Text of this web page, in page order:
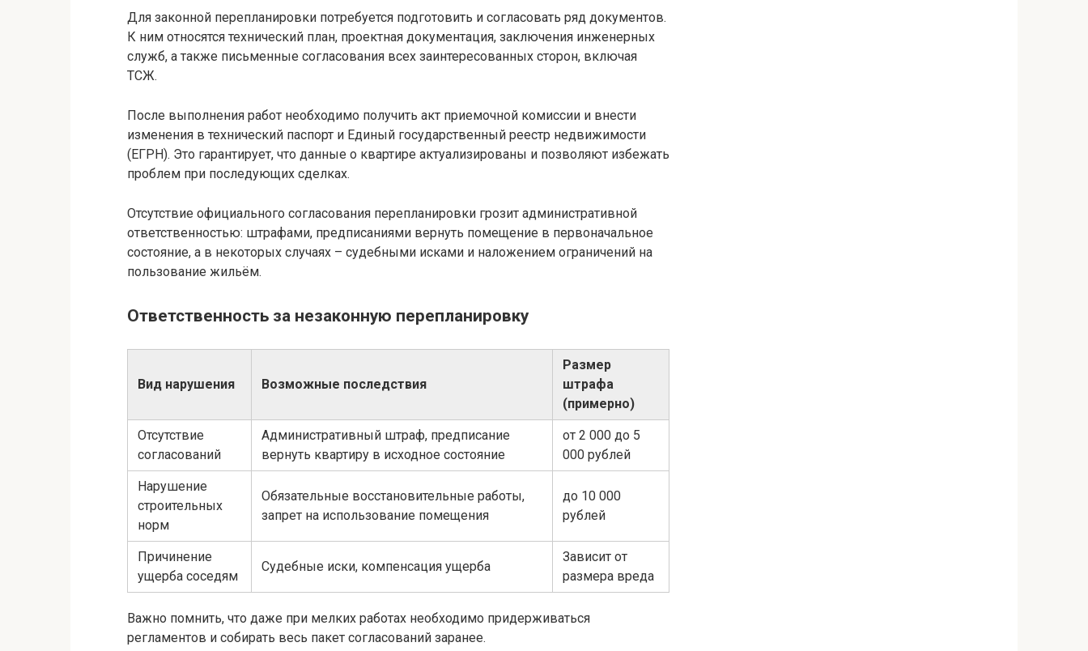
Для законной перепланировки потребуется подготовить и согласовать ряд документов.
К ним относятся технический план, проектная документация, заключения инженерных
служб, а также письменные согласования всех заинтересованных сторон, включая
ТСЖ.
После выполнения работ необходимо получить акт приемочной комиссии и внести
изменения в технический паспорт и Единый государственный реестр недвижимости
(ЕГРН). Это гарантирует, что данные о квартире актуализированы и позволяют избежать
проблем при последующих сделках.
Отсутствие официального согласования перепланировки грозит административной
ответственностью: штрафами, предписаниями вернуть помещение в первоначальное
состояние, а в некоторых случаях – судебными исками и наложением ограничений на
пользование жильём.
Ответственность за незаконную перепланировку
Вид нарушения Возможные последствия
Размер
штрафа
(примерно)
Отсутствие
согласований
Административный штраф, предписание
вернуть квартиру в исходное состояние
от 2 000 до 5
000 рублей
Нарушение
строительных
норм
Обязательные восстановительные работы,
запрет на использование помещения
до 10 000
рублей
Причинение
ущерба соседям
Судебные иски, компенсация ущерба
Зависит от
размера вреда
Важно помнить, что даже при мелких работах необходимо придерживаться
регламентов и собирать весь пакет согласований заранее.